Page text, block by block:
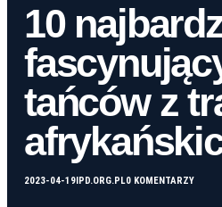
10
tańców z
2023-04-19 IPD.ORG.PL0 KOMENTARZY